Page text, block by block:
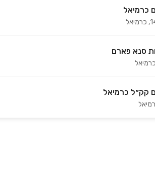
כרמיאל
, כרמיאל
סנא פארם
קק״ל כרמיאל